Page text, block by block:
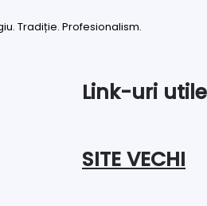
Tradiție. Profesionalism.
Link-uri utile
SITE VECHI